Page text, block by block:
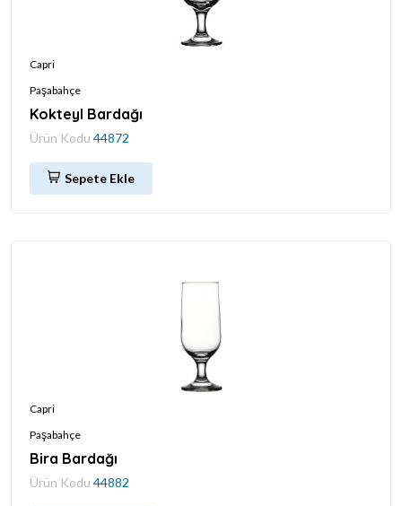
Capri
Paşabahçe
Kokteyl Bardağı
Ürün Kodu 44872
Sepete Ekle
Capri
Paşabahçe
Bira Bardağı
Ürün Kodu 44882